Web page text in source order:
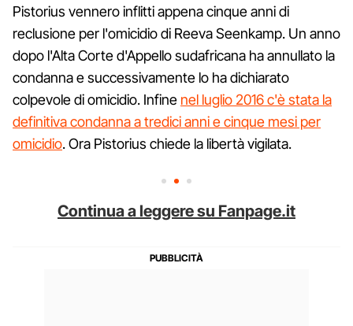
Pistorius vennero inflitti appena cinque anni di
reclusione per l'omicidio di Reeva Seenkamp. Un anno
dopo l'Alta Corte d'Appello sudafricana ha annullato la
condanna e successivamente lo ha dichiarato
colpevole di omicidio. Infine nel luglio 2016 c'è stata la
definitiva condanna a tredici anni e cinque mesi per
omicidio. Ora Pistorius chiede la libertà vigilata.
Continua a leggere su Fanpage.it